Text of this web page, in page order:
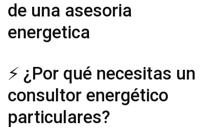
de una asesoria
energetica
⚡ ¿Por qué necesitas un
consultor energético
particulares?